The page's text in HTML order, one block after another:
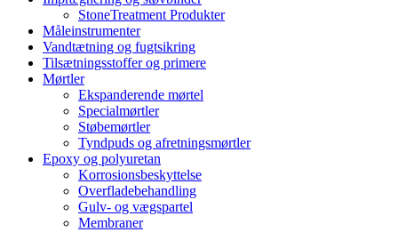
StoneTreatment Produkter
Måleinstrumenter
Vandtætning og fugtsikring
Tilsætningsstoffer og primere
Mørtler
Ekspanderende mørtel
Specialmørtler
Støbemørtler
Tyndpuds og afretningsmørtler
Epoxy og polyuretan
Korrosionsbeskyttelse
Overfladebehandling
Gulv- og vægspartel
Membraner